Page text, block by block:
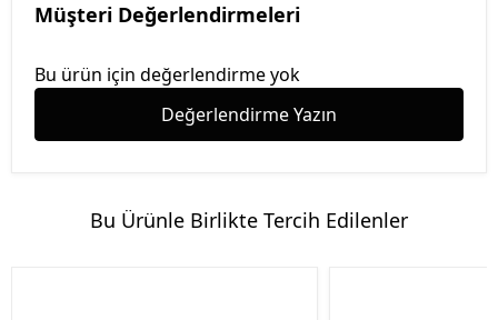
Müşteri Değerlendirmeleri
Bu ürün için değerlendirme yok
Değerlendirme Yazın
Bu Ürünle Birlikte Tercih Edilenler